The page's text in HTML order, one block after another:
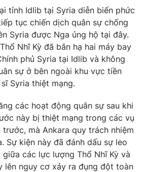
lai
tỉnh Idlib tại Syria diễn biến phức
tục chiến dịch quân sự chống
Syria được Nga ủng hộ tại đây.
Nhĩ Kỳ đã bắn hạ hai máy bay
phủ Syria tại Idlib và không
sự ở bên ngoài khu vực tiền
Syria thiệt mạng.
các hoạt động quân sự sau khi
này bị thiệt mạng trong các vụ
mà Ankara quy trách nhiệm
Sự kiện này đã đánh dấu sự leo
các lực lượng Thổ Nhĩ Kỳ và
lên nguy cơ xảy ra đụng đột toàn